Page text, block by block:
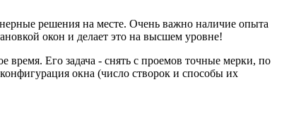
решения на месте. Очень важно наличие опыта
окон и делает это на высшем уровне!
время. Его задача - снять с проемов точные мерки, по
окна (число створок и способы их